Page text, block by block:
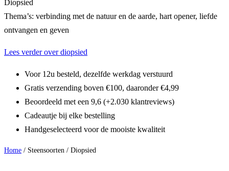
Diopsied
Thema’s: verbinding met de natuur en de aarde, hart opener, liefde
ontvangen en geven
Lees verder over diopsied
Voor 12u besteld, dezelfde werkdag verstuurd
Gratis verzending boven €100, daaronder €4,99
Beoordeeld met een 9,6 (+2.030 klantreviews)
Cadeautje bij elke bestelling
Handgeselecteerd voor de mooiste kwaliteit
Home / Steensoorten / Diopsied